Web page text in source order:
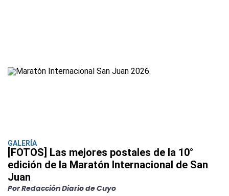
GALERÍA
[FOTOS] Las mejores postales de la 10°
edición de la Maratón Internacional de San
Juan
Por Redacción Diario de Cuyo